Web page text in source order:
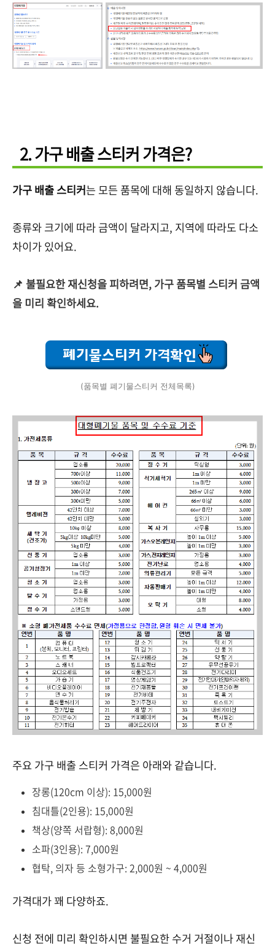
2. 가구 배출 스티커 가격은?
가구 배출 스티커는 모든 품목에 대해 동일하지 않습니다.
종류와 크기에 따라 금액이 달라지고, 지역에 따라도 다소
차이가 있어요.
📌 불필요한 재신청을 피하려면, 가구 품목별 스티커 금액
을 미리 확인하세요.
(품목별 폐기물스티커 전체목록)
주요 가구 배출 스티커 가격은 아래와 같습니다.
장롱(120cm 이상): 15,000원
침대틀(2인용): 15,000원
책상(양쪽 서랍형): 8,000원
소파(3인용): 7,000원
협탁, 의자 등 소형가구: 2,000원 ~ 4,000원
가격대가 꽤 다양하죠.
신청 전에 미리 확인하시면 불필요한 수거 거절이나 재신